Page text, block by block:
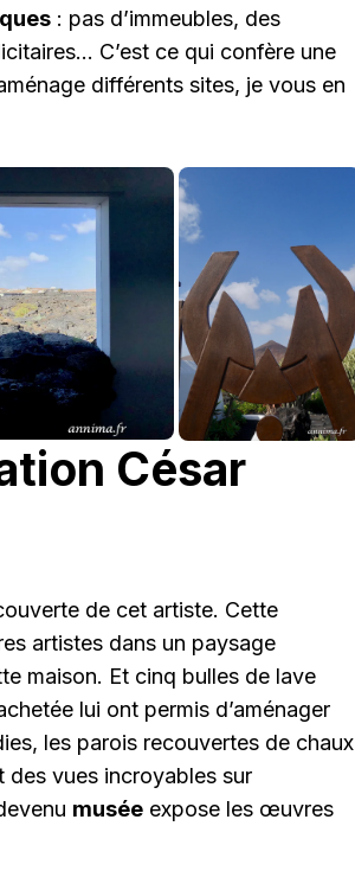
: pas d’immeubles, des
C’est ce qui confère une
différents sites, je vous en
César
de cet artiste. Cette
artistes dans un paysage
maison. Et cinq bulles de lave
lui ont permis d’aménager
les parois recouvertes de chaux
vues incroyables sur
musée expose les œuvres